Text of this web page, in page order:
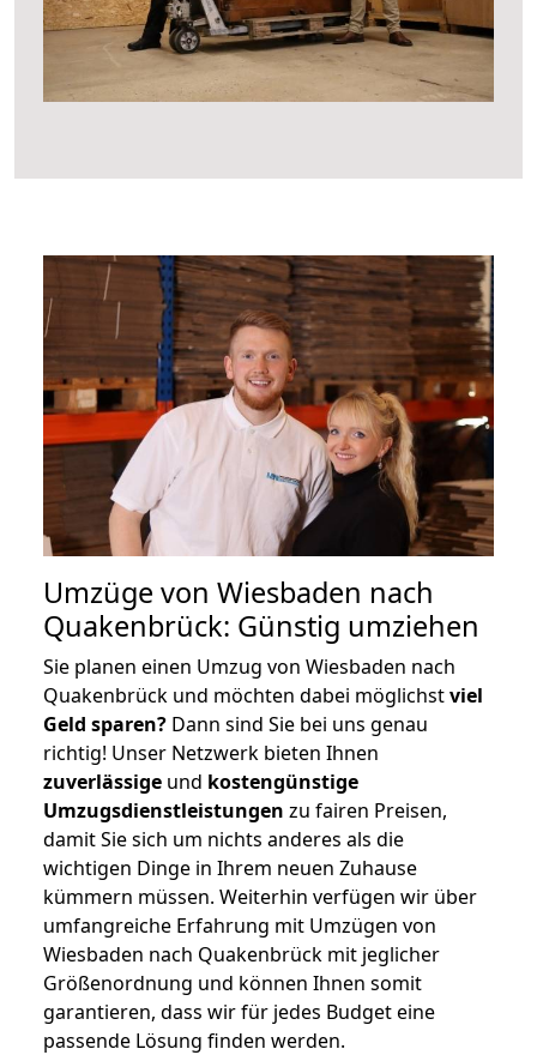
Umzüge von Wiesbaden nach
Quakenbrück: Günstig umziehen
Sie planen einen Umzug von Wiesbaden nach
Quakenbrück und möchten dabei möglichstviel
Geld sparen? Dann sind Sie bei uns genau
richtig! Unser Netzwerk bieten Ihnen
zuverlässige und kostengünstige
Umzugsdienstleistungen zu fairen Preisen,
damit Sie sich um nichts anderes als die
wichtigen Dinge in Ihrem neuen Zuhause
kümmern müssen. Weiterhin verfügen wir über
umfangreiche Erfahrung mit Umzügen von
Wiesbaden nach Quakenbrück mit jeglicher
Größenordnung und können Ihnen somit
garantieren, dass wir für jedes Budget eine
passende Lösung finden werden.